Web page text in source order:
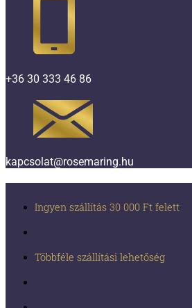
+36 30 333 46 86
kapcsolat@rosemaring.hu
Ingyen szállítás 30 000 Ft felett
Többféle szállítási lehetőség